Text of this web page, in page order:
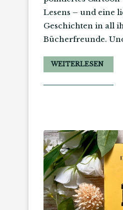
Lesens – und eine
Geschichten in all
Bücherfreunde.
WEITERLESEN